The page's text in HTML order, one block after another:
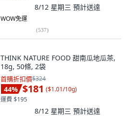
8/12 星期三 預計送達
WOW免運
(537)
THINK NATURE FOOD 甜南瓜地瓜茶,
18g, 50條, 2袋
首購折扣價$324
44% $181 ($1.01/10g)
運費 $195
8/12 星期三 預計送達